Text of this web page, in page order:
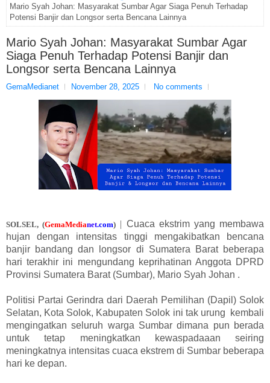
Mario Syah Johan: Masyarakat Sumbar Agar Siaga Penuh Terhadap
Potensi Banjir dan Longsor serta Bencana Lainnya
Mario Syah Johan: Masyarakat Sumbar Agar
Siaga Penuh Terhadap Potensi Banjir dan
Longsor serta Bencana Lainnya
GemaMedianet November 28, 2025 No comments
SOLSEL, (GemaMedianet.com) | Cuaca ekstrim yang membawa
hujan dengan intensitas tinggi mengakibatkan bencana
banjir bandang dan longsor di Sumatera Barat beberapa
hari terakhir ini mengundang keprihatinan Anggota DPRD
Provinsi Sumatera Barat (Sumbar), Mario Syah Johan .
Politisi Partai Gerindra dari Daerah Pemilihan (Dapil) Solok
Selatan, Kota Solok, Kabupaten Solok ini tak urung kembali
mengingatkan seluruh warga Sumbar dimana pun berada
untuk tetap meningkatkan kewaspadaaan seiring
meningkatnya intensitas cuaca ekstrem di Sumbar beberapa
hari ke depan.